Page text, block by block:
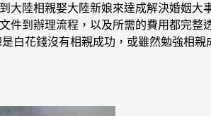
大陸相親娶大陸新娘來達成解決婚姻
件到辦理流程，以及所需的費用都完
白花錢沒有相親成功，或雖然勉強相